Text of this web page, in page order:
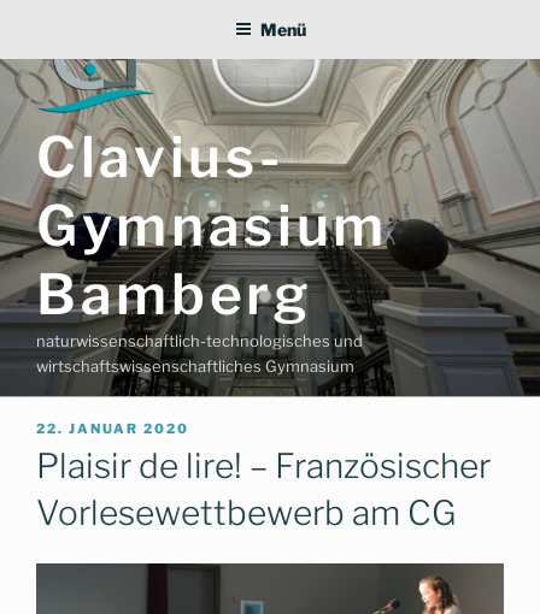
springen
Clavius-
Gymnasium
Bamberg
naturwissenschaftlich-technologisches und
wirtschaftswissenschaftliches Gymnasium
Menü
VERÖFFENTLICHT
AM
22. JANUAR 2020
Plaisir de lire! – Französischer
Vorlesewettbewerb am CG